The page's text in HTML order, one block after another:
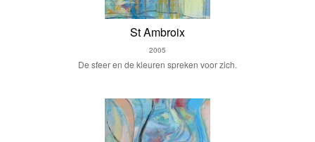
St Ambroix
2005
De sfeer en de kleuren spreken voor zich.